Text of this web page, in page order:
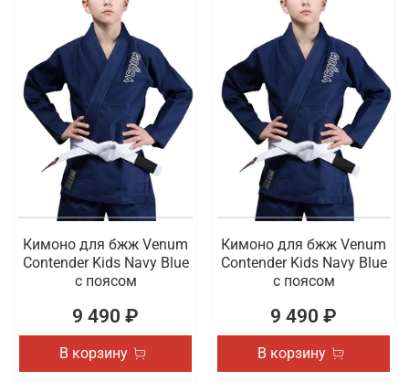
Кимоно для бжж Venum
Contender Kids Navy Blue
с поясом
9 490 ₽
В корзину
Кимоно для бжж Venum
Contender Kids Navy Blue
с поясом
9 490 ₽
В корзину